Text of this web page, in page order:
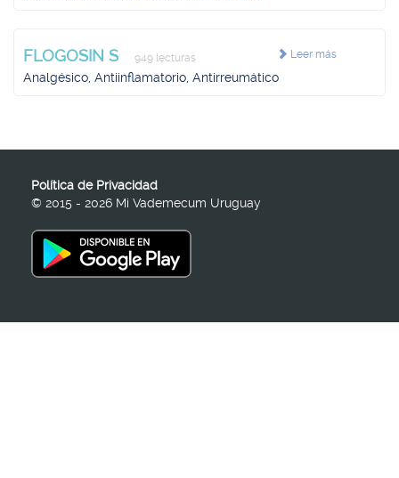
Leer más
FLOGOSIN S 949 lecturas
Analgésico, Antiinflamatorio, Antirreumático
Política de Privacidad
© 2015 - 2026 Mi Vademecum Uruguay